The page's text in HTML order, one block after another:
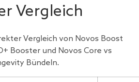
Vergleich
Vergleich von Novos Boost
Booster und Novos Core vs
Bündeln.